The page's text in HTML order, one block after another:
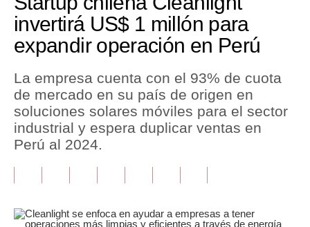
Economía
Mercados
Política
Tu Dinero
Finanzas Personales
invertirá US$ 1 millón para
expandir operación en Perú
La empresa cuenta con el 93% de cuota
de mercado en su país de origen en
soluciones solares móviles para el sector
industrial y espera duplicar ventas en
Perú al 2024.